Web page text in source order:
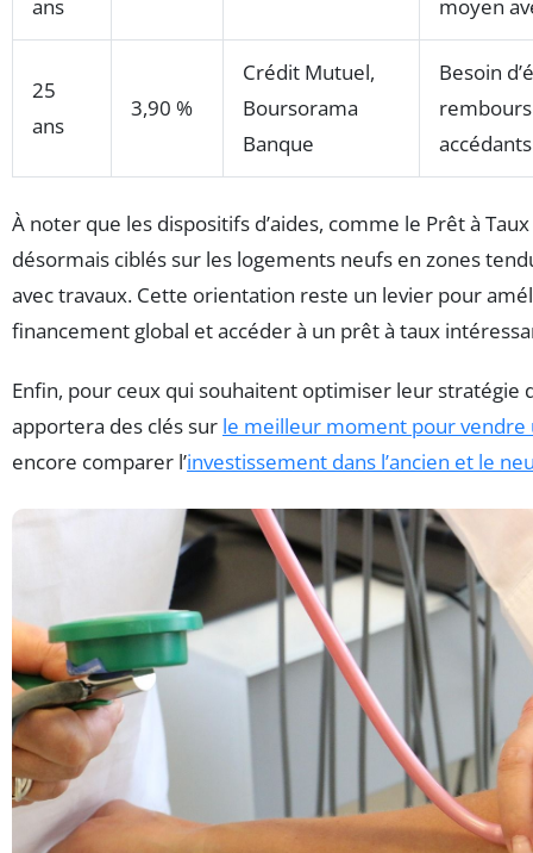
ans moyen
25
ans
3,90 %
Crédit Mutuel,
Boursorama
Banque
Besoin
accédants
À noter que les dispositifs d’aides, comme le Prêt à
désormais ciblés sur les logements neufs en zones
avec travaux. Cette orientation reste un levier pour
financement global et accéder à un prêt à taux
Enfin, pour ceux qui souhaitent optimiser leur stratégie
apportera des clés sur le meilleur moment pour vendre
encore comparer l’investissement dans l’ancien et le